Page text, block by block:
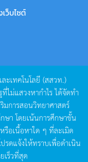
ว็บไซต์
ะเทคโนโลยี (สสวท.)
ไม่แสวงหากำไรได้จัดทำ
มการสอนวิทยาศาสตร์
ษา โดยเน้นการศึกษาขั้น
อเนื้อหาใด ๆ ที่ละเมิด
รดแจ้งให้ทราบเพื่อดำเนิน
เร็วที่สุด